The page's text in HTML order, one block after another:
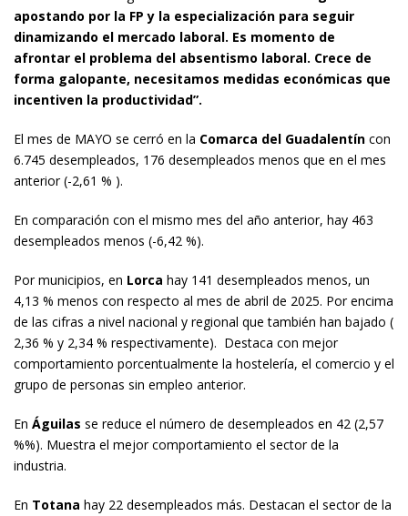
apostando por la FP y la especialización para seguir
dinamizando el mercado laboral. Es momento de
afrontar el problema del absentismo laboral. Crece de
forma galopante, necesitamos medidas económicas que
incentiven la productividad”.
El mes de MAYO se cerró en la Comarca del Guadalentín con
6.745 desempleados, 176 desempleados menos que en el mes
anterior (-2,61 % ).
En comparación con el mismo mes del año anterior, hay 463
desempleados menos (-6,42 %).
Por municipios, en Lorca hay 141 desempleados menos, un
4,13 % menos con respecto al mes de abril de 2025. Por encima
de las cifras a nivel nacional y regional que también han bajado (
2,36 % y 2,34 % respectivamente). Destaca con mejor
comportamiento porcentualmente la hostelería, el comercio y el
grupo de personas sin empleo anterior.
En Águilas se reduce el número de desempleados en 42 (2,57
%%). Muestra el mejor comportamiento el sector de la
industria.
En Totana hay 22 desempleados más. Destacan el sector de la